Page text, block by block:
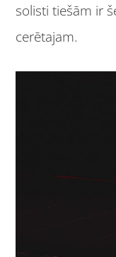
solisti tiešām ir
cerētajam.